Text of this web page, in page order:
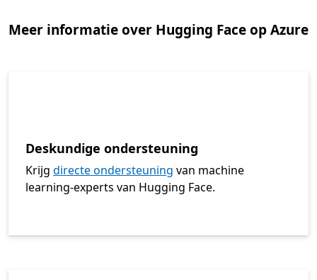
Meer informatie over Hugging Face op Azure
Deskundige ondersteuning
Krijg directe ondersteuning van machine
learning-experts van Hugging Face.